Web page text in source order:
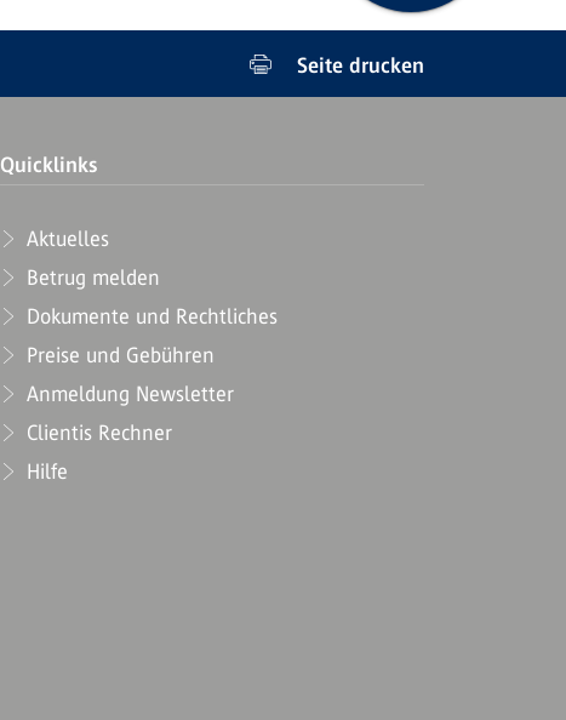
Seite drucken
Quicklinks
Aktuelles
Betrug melden
Dokumente und Rechtliches
Preise und Gebühren
Anmeldung Newsletter
Clientis Rechner
Hilfe